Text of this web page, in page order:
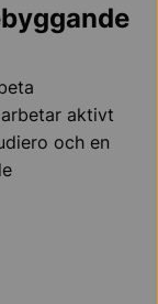
aktivt
och en